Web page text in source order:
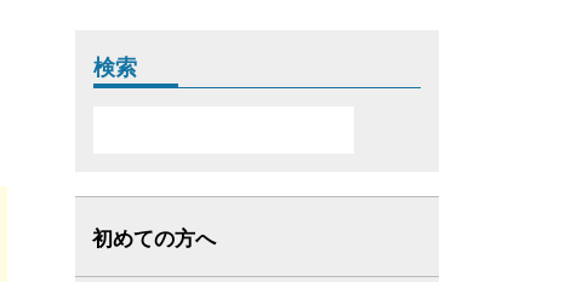
検索
初めての方へ